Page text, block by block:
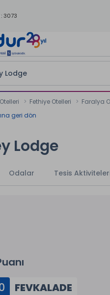
3073
Fethiye Otelleri Faralya
geri dön
Lodge
Odalar Tesis
FEVKALADE